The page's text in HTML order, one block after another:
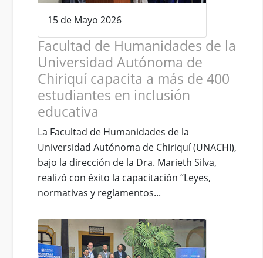
15 de Mayo 2026
Facultad de Humanidades de la
Universidad Autónoma de
Chiriquí capacita a más de 400
estudiantes en inclusión
educativa
La Facultad de Humanidades de la
Universidad Autónoma de Chiriquí (UNACHI),
bajo la dirección de la Dra. Marieth Silva,
realizó con éxito la capacitación “Leyes,
normativas y reglamentos...